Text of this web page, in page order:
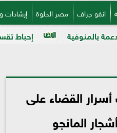
انفو جراف مصر الحلوة
إحباط تقسيم قطعة أرض على مساحة 2000 متر
القضاء على
المانجو